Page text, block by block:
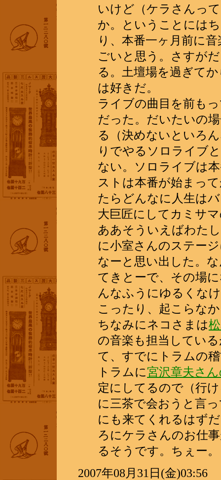
いけど（ケラさんっ
か。ということには
り、本番一ヶ月前に
ごいと思う。さすが
る。土壇場を過ぎて
は好きだ。
ライブの曲目を前も
だった。だいたいの
る（決めないといろ
りでやるソロライブ
ない。ソロライブは
ストは本番が始まっ
たらどんなに人生は
大巨匠にしてカミサ
ああそういえばわた
に小室さんのステー
なーと思い出した。
てきとーで、その場
んなふうにゆるくな
こったり、起こらな
ちなみにネコさまは
の音楽も担当してい
て、すでにトラムの
トラムに宮沢章夫さ
定にしてるので（行
に三茶で会おうと言
にも来てくれるはず
ろにケラさんのお仕
るそうです。ちぇー。
2007年08月31日(金)03:56